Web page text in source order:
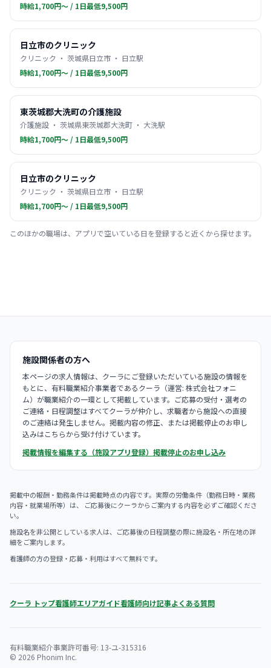
時給1,700円〜 / 1日最低9,500円
日立市のクリニック
クリニック ・ 茨城県日立市 ・ 日立駅
時給1,700円〜 / 1日最低9,500円
東茨城郡大洗町の介護施設
介護施設 ・ 茨城県東茨城郡大洗町 ・ 大洗駅
時給1,700円〜 / 1日最低9,500円
日立市のクリニック
クリニック ・ 茨城県日立市 ・ 日立駅
時給1,700円〜 / 1日最低9,500円
このほかの職場は、アプリで空いている日を登録すると近くから探せます。
施設関係者の方へ
本ページの求人情報は、クーラにご登録いただいている施設の情報を
もとに、有料職業紹介事業者であるクーラ（運営: 株式会社フォニ
ム）が職業紹介の一環として掲載しています。ご応募の受付・選考の
ご連絡・日程調整はすべてクーラが仲介し、求職者から施設への直接
のご連絡は発生しません。掲載内容の修正、または掲載停止のお申し
込みはこちらから受け付けています。
掲載情報を編集する（施設アプリ登録） 掲載停止のお申し込み
掲載中の報酬・勤務条件は掲載時点の内容です。実際の労働条件（勤務日時・業務
内容・就業場所等）は、 ご応募後にクーラからご案内する内容を必ずご確認くださ
い。
施設名を非公開としている求人は、ご応募後の日程調整の際に施設名・所在地の詳
細をご案内します。
看護師の方の登録・応募・利用はすべて無料です。
クーラ トップ看護師エリアガイド看護師向け記事よくある質問
有料職業紹介事業許可番号: 13-ユ-315316
© 2026 Phonim Inc.